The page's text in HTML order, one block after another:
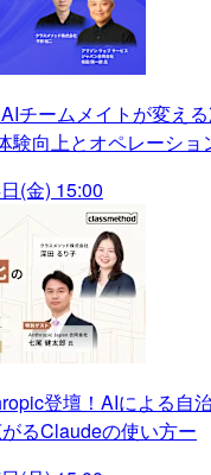
AIチームメイトが変え
験向上とオペレーショ
(金) 15:00
登壇！AIによる自
るClaudeの使い方ー